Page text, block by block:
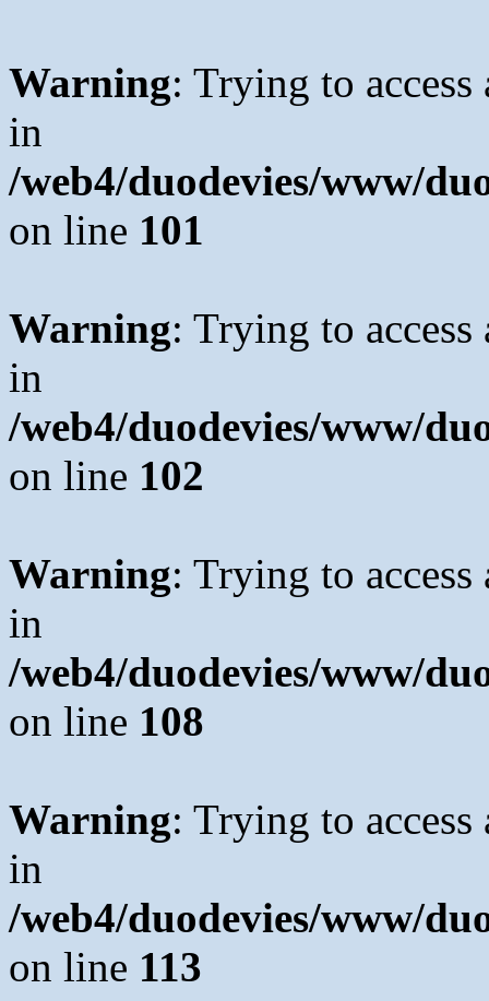
Warning: Trying to
in
/web4/duodevies/www/
on line 101
Warning: Trying to
in
/web4/duodevies/www/
on line 102
Warning: Trying to
in
/web4/duodevies/www/
on line 108
Warning: Trying to
in
/web4/duodevies/www/
on line 113